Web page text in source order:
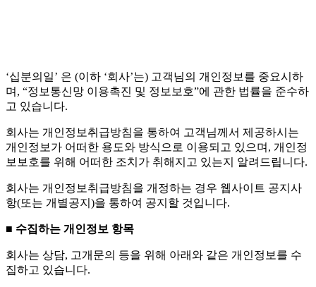
‘십분의일’ 은 (이하 ‘회사’는) 고객님의 개인정보를 중요시하
며, “정보통신망 이용촉진 및 정보보호”에 관한 법률을 준수하
고 있습니다.
회사는 개인정보취급방침을 통하여 고객님께서 제공하시는
개인정보가 어떠한 용도와 방식으로 이용되고 있으며, 개인정
보보호를 위해 어떠한 조치가 취해지고 있는지 알려드립니다.
회사는 개인정보취급방침을 개정하는 경우 웹사이트 공지사
항(또는 개별공지)을 통하여 공지할 것입니다.
■ 수집하는 개인정보 항목
회사는 상담, 고개문의 등을 위해 아래와 같은 개인정보를 수
집하고 있습니다.